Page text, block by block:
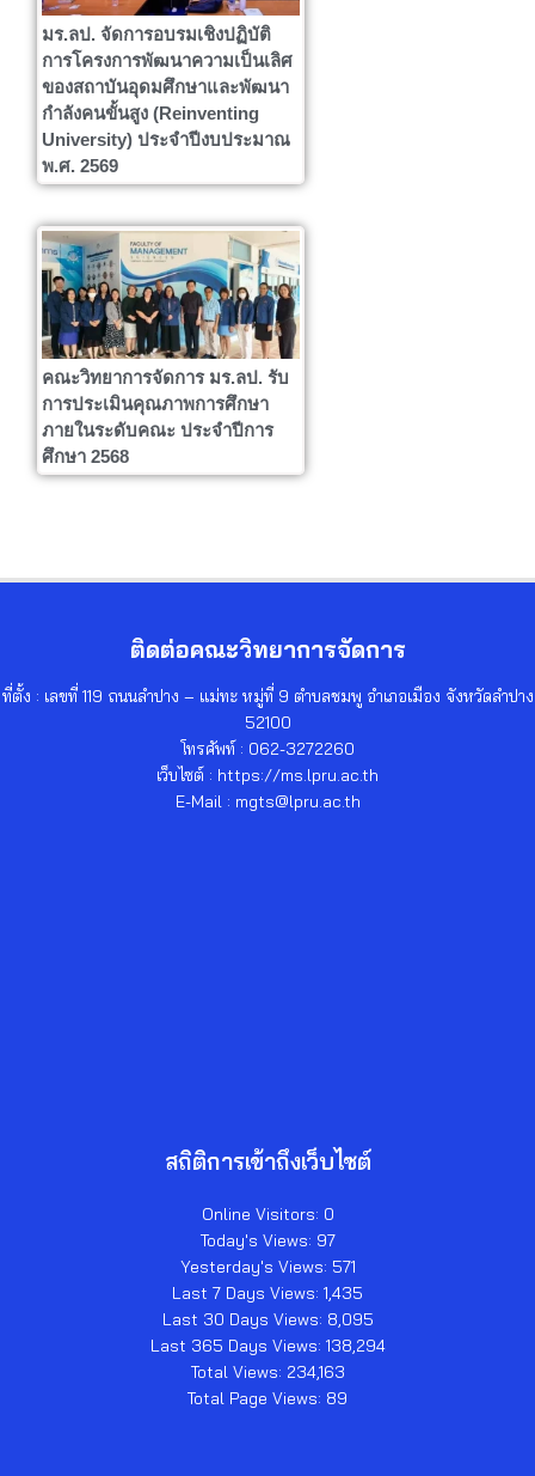
มร.ลป. จัดการอบรมเชิงปฏิบัติ
การโครงการพัฒนาความเป็นเลิศ
ของสถาบันอุดมศึกษาและพัฒนา
กำลังคนขั้นสูง (Reinventing
University) ประจำปีงบประมาณ
พ.ศ. 2569
คณะวิทยาการจัดการ มร.ลป. รับ
การประเมินคุณภาพการศึกษา
ภายในระดับคณะ ประจำปีการ
ศึกษา 2568
ติดต่อคณะวิทยาการจัดการ
ที่ตั้ง : เลขที่ 119 ถนนลำปาง – แม่ทะ หมู่ที่ 9 ตำบลชมพู อำเภอเมือง จังหวัดลำปาง
52100
โทรศัพท์ : 062-3272260
เว็บไซต์ : https://ms.lpru.ac.th
E-Mail : mgts@lpru.ac.th
สถิติการเข้าถึงเว็บไซต์
Online Visitors: 0
Today's Views: 97
Yesterday's Views: 571
Last 7 Days Views: 1,435
Last 30 Days Views: 8,095
Last 365 Days Views: 138,294
Total Views: 234,163
Total Page Views: 89